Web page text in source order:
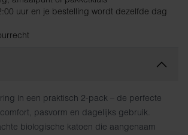
uur en je bestelling wordt dezelfde dag
in een praktisch 2-pack – de perfecte
pasvorm en dagelijks gebruik.
biologische katoen die aangenaam